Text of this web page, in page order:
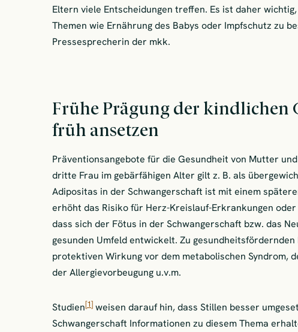
Eltern viele Entscheidungen treffen. Es ist daher
Themen wie Ernährung des Babys oder Impfschutz zu
Pressesprecherin der mkk.
Frühe Prägung der kindlichen
früh ansetzen
Präventionsangebote für die Gesundheit von Mutter
dritte Frau im gebärfähigen Alter gilt z. B. als
Adipositas in der Schwangerschaft ist mit einem
erhöht das Risiko für Herz-Kreislauf-Erkrankungen
dass sich der Fötus in der Schwangerschaft bzw. das
gesunden Umfeld entwickelt. Zu
protektiven Wirkung vor dem metabolischen Syndrom,
der Allergievorbeugung u.v.m.
Studien[1] weisen darauf hin, dass Stillen besser
Schwangerschaft Informationen zu diesem Thema